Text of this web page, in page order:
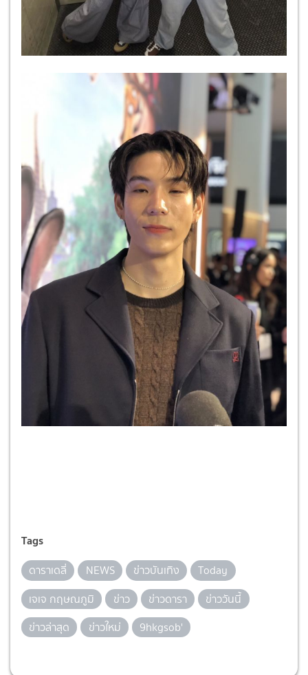
Tags
ดาราเดลี่ NEWS ข่าวบันเทิง
Today
เจเจ กฤษณภูมิ
ข่าว ข่าวดารา
ข่าววันนี้
ข่าวล่าสุด
ข่าวใหม่ 9hkgsob'